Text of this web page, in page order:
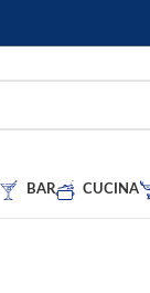
BAR CUCINA